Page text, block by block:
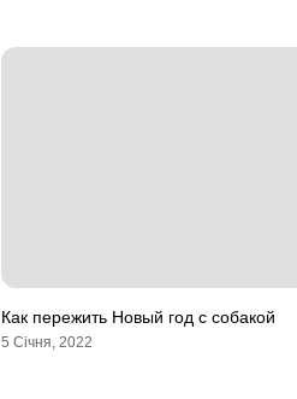
Как пережить Новый год с собакой
5 Січня, 2022